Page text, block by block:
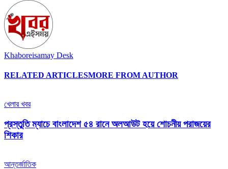
Khaboreisamay Desk
RELATED ARTICLESMORE FROM AUTHOR
খেলার খবর
প্রস্তুতি ম্যাচে বাংলাদেশ ৫৪ রানে অলআউট হয়ে শোচনীয় পরাজয়ের
শিকার
আন্তর্জাতিক